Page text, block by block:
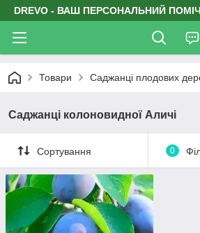
DREVO - ВАШ ПЕРСОНАЛЬНИЙ
Товари Саджанці плодових
Саджанці колоновидної Аличі
Сортування 0